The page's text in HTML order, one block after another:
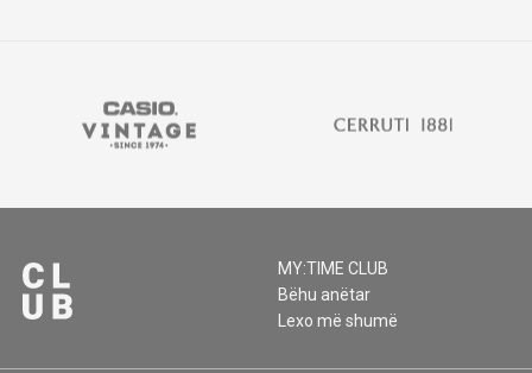
MY:TIME CLUB
Bëhu anëtar
Lexo më shumë